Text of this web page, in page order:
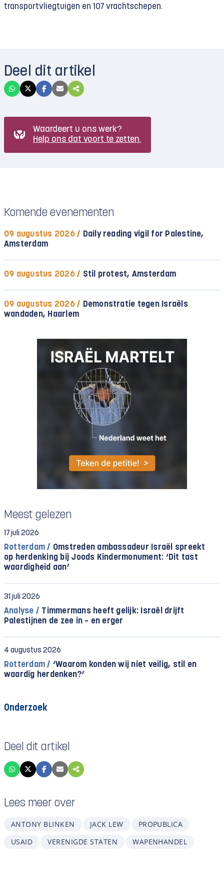
transportvliegtuigen en 107 vrachtschepen.
Deel dit artikel
Waardeert u ons werk?
Help ons dat voort te zetten.
Komende evenementen
09 augustus 2026 / Daily reading vigil for Palestine,
Amsterdam
09 augustus 2026 / Stil protest, Amsterdam
09 augustus 2026 / Demonstratie tegen Israëls
wandaden, Haarlem
Meest gelezen
17 juli 2026
Rotterdam / Omstreden ambassadeur Israël spreekt
op herdenking bij Joods Kindermonument: ‘Dit tast
waardigheid aan’
31 juli 2026
Analyse / Timmermans heeft gelijk: Israël drijft
Palestijnen de zee in – en erger
4 augustus 2026
Rotterdam / ‘Waarom konden wij niet veilig, stil en
waardig herdenken?’
Onderzoek
Deel dit artikel
Lees meer over
ANTONY BLINKEN JACK LEW
PROPUBLICA
USAID
VERENIGDE STATEN WAPENHANDEL